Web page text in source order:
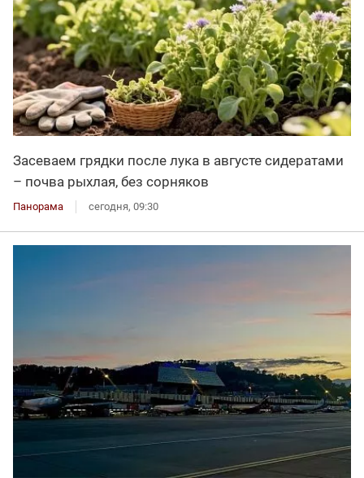
Засеваем грядки после лука в августе сидератами
– почва рыхлая, без сорняков
Панорама сегодня, 09:30